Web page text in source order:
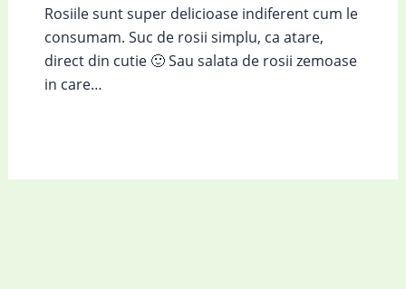
Rosiile sunt super delicioase indiferent cum le
consumam. Suc de rosii simplu, ca atare,
direct din cutie 🙂 Sau salata de rosii zemoase
in care…